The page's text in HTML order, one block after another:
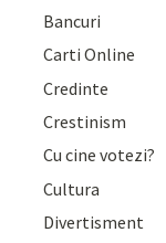
Bancuri
Carti Online
Credinte
Crestinism
Cu cine votezi?
Cultura
Divertisment